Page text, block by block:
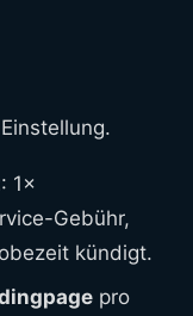
: 1×
Gebühr,
kündigt.
pro